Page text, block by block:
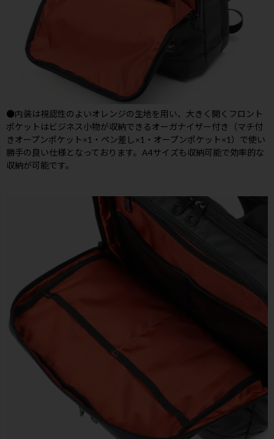
●内装は視認性のよいオレンジの生地を用い、大きく開くフロント
ポケットはビジネス小物が収納できるオーガナイザー付き（マチ付
きオープンポケット×1・ペン差し×1・オープンポケット×1）で使い
勝手の良い仕様となっております。A4サイズも収納可能で効率的な
収納が可能です。